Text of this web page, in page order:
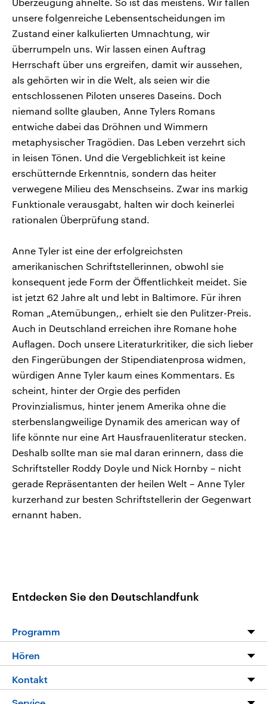
unsere folgenreiche Lebensentscheidungen im
Zustand einer kalkulierten Umnachtung, wir
überrumpeln uns. Wir lassen einen Auftrag
Herrschaft über uns ergreifen, damit wir aussehen,
als gehörten wir in die Welt, als seien wir die
entschlossenen Piloten unseres Daseins. Doch
niemand sollte glauben, Anne Tylers Romans
entwiche dabei das Dröhnen und Wimmern
metaphysischer Tragödien. Das Leben verzehrt sich
in leisen Tönen. Und die Vergeblichkeit ist keine
erschütternde Erkenntnis, sondern das heiter
verwegene Milieu des Menschseins. Zwar ins markig
Funktionale verausgabt, halten wir doch keinerlei
rationalen Überprüfung stand.
Anne Tyler ist eine der erfolgreichsten
amerikanischen Schriftstellerinnen, obwohl sie
konsequent jede Form der Öffentlichkeit meidet. Sie
ist jetzt 62 Jahre alt und lebt in Baltimore. Für ihren
Roman „Atemübungen,, erhielt sie den Pulitzer-Preis.
Auch in Deutschland erreichen ihre Romane hohe
Auflagen. Doch unsere Literaturkritiker, die sich lieber
den Fingerübungen der Stipendiatenprosa widmen,
würdigen Anne Tyler kaum eines Kommentars. Es
scheint, hinter der Orgie des perfiden
Provinzialismus, hinter jenem Amerika ohne die
sterbenslangweilige Dynamik des american way of
life könnte nur eine Art Hausfrauenliteratur stecken.
Deshalb sollte man sie mal daran erinnern, dass die
Schriftsteller Roddy Doyle und Nick Hornby – nicht
gerade Repräsentanten der heilen Welt – Anne Tyler
kurzerhand zur besten Schriftstellerin der Gegenwart
ernannt haben.
Entdecken Sie den Deutschlandfunk
Programm
Die Nachrichten
Hören
Livestream
Kontakt
Hörerservice